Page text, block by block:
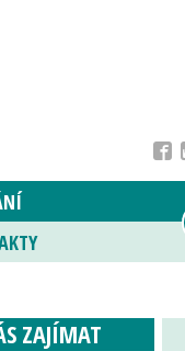
ZAJÍMAT